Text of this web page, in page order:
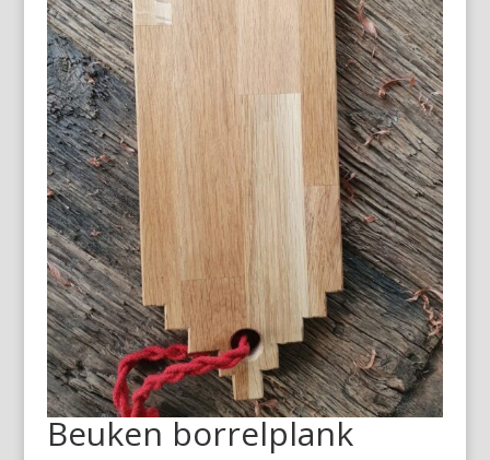
Beuken borrelplank